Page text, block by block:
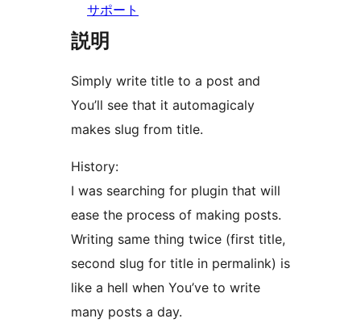
サポート
説明
Simply write title to a post and
You’ll see that it automagicaly
makes slug from title.
History:
I was searching for plugin that will
ease the process of making posts.
Writing same thing twice (first title,
second slug for title in permalink) is
like a hell when You’ve to write
many posts a day.